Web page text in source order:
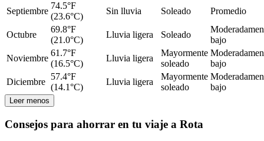
Septiembre
74.5°F
(23.6°C)
Sin lluvia Soleado Promedio
Octubre
69.8°F
(21.0°C)
Lluvia ligera Soleado
bajo
Noviembre
61.7°F
(16.5°C)
Lluvia ligera
Mayormente
soleado
bajo
Diciembre
57.4°F
(14.1°C)
Lluvia ligera
Mayormente
soleado
bajo
Leer menos
Consejos para ahorrar en tu viaje a Rota